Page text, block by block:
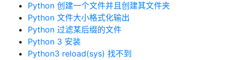
Python 创建一个文件并且创建其文件夹
Python 文件大小格式化输出
Python 过滤某后缀的文件
Python 3 安装
Python3 reload(sys) 找不到